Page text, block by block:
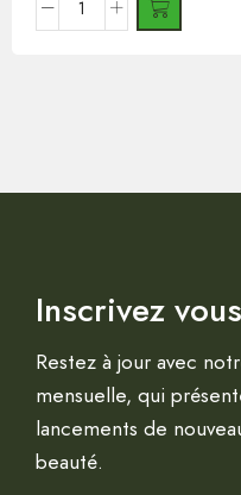
Inscrivez
Restez à jour avec
mensuelle, qui
lancements de
beauté.